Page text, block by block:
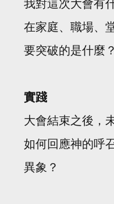
我對這次大會有
在家庭、職場、
要突破的是什麼？
實踐
大會結束之後，
如何回應神的呼
異象？